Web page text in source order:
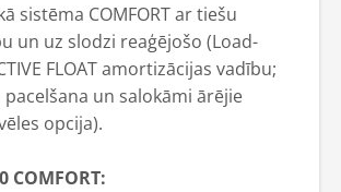
sistēma COMFORT ar tiešu
un uz slodzi reaģējošo (Load-
FLOAT amortizācijas vadību;
un salokāmi ārējie
opcija).
COMFORT: